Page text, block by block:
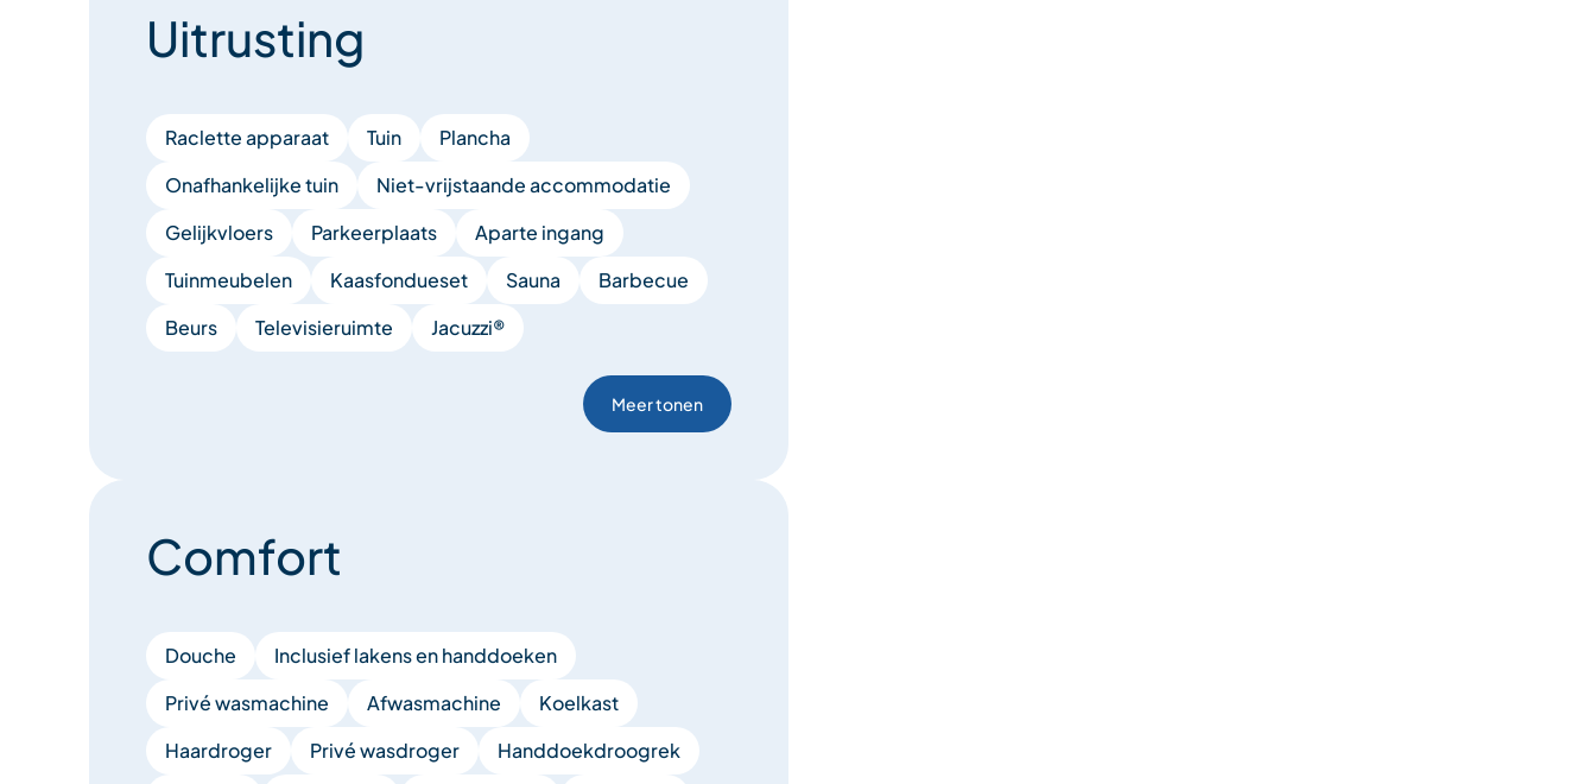
Inbegrepen diensten:
– bedden opgemaakt bij aankomst:
– buitenparkeerplaats die regelmatig sneeuwvrij wordt gemaakt, voor
– de toeristenbelasting is inbegrepen in de prijs van het chalet
Uitrusting
Raclette apparaat Tuin
Plancha
Onafhankelijke tuin
Niet-vrijstaande accommodatie
Gelijkvloers
Parkeerplaats
Aparte ingang
Tuinmeubelen
Kaasfondueset Sauna
Barbecue
Beurs
Televisieruimte Jacuzzi®
Meer tonen
Comfort
Douche
Inclusief lakens en handdoeken
Privé wasmachine
Afwasmachine
Koelkast
Haardroger
Privé wasdroger
Handdoekdroogrek